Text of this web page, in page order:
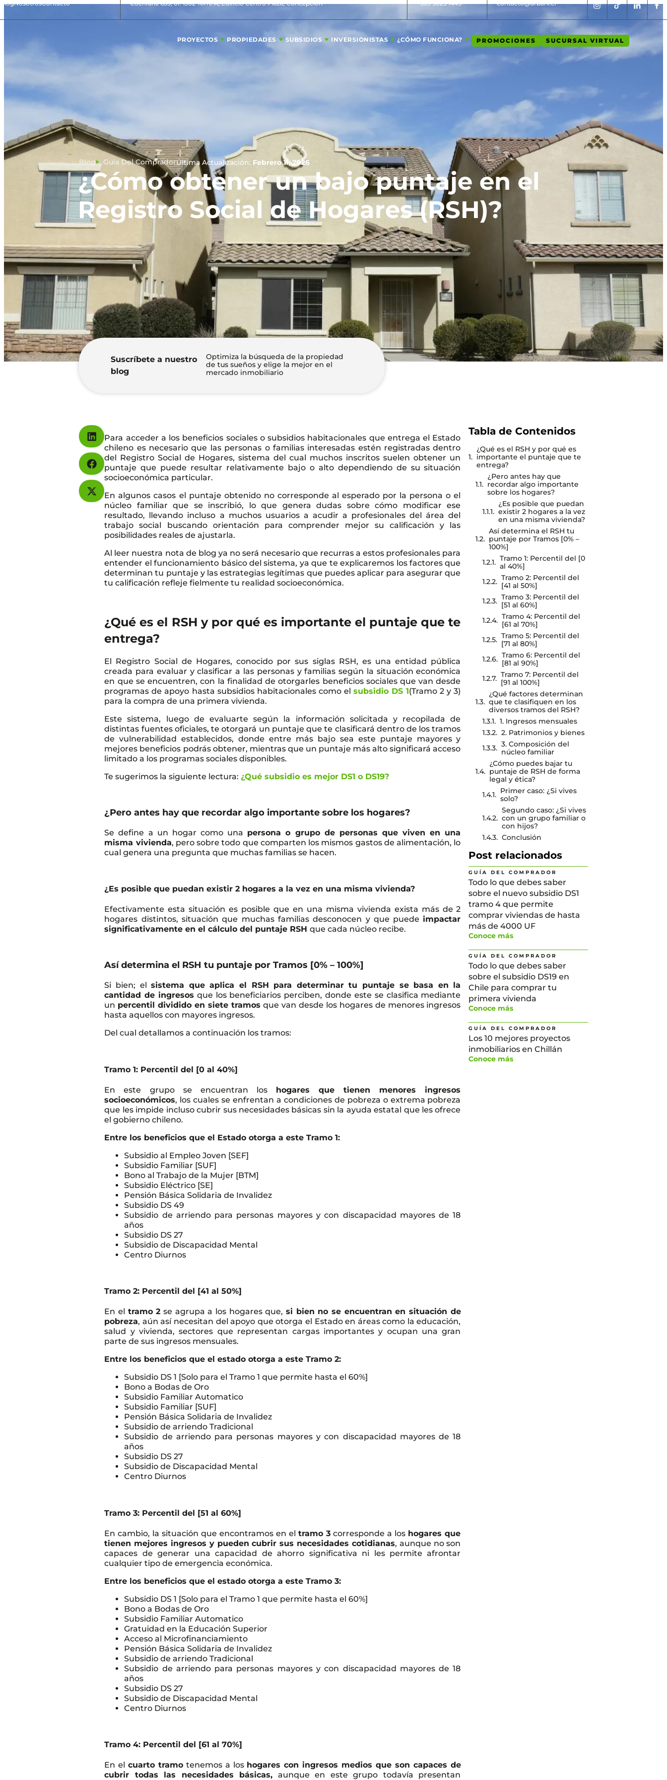
BlogNosotrosContacto Cochrane 635, of. 1302 Torre A, Edificio Centro Plaza, Concepción +569 9825 1449 contacto@urbani.cl
PROYECTOS PROPIEDADES SUBSIDIOS INVERSIONISTAS ¿CÓMO FUNCIONA? PROMOCIONES SUCURSAL VIRTUAL
Blog Guía Del CompradorÚltima Actualización: Febrero 11, 2026
¿Cómo obtener un bajo puntaje en el
Registro Social de Hogares (RSH)?
Suscríbete a nuestro
blog
Optimiza la búsqueda de la propiedad
de tus sueños y elige la mejor en el
mercado inmobiliario
Para acceder a los beneficios sociales o subsidios habitacionales que entrega el Estado
chileno es necesario que las personas o familias interesadas estén registradas dentro
del Registro Social de Hogares, sistema del cual muchos inscritos suelen obtener un
puntaje que puede resultar relativamente bajo o alto dependiendo de su situación
socioeconómica particular.
En algunos casos el puntaje obtenido no corresponde al esperado por la persona o el
núcleo familiar que se inscribió, lo que genera dudas sobre cómo modificar ese
resultado, llevando incluso a muchos usuarios a acudir a profesionales del área del
trabajo social buscando orientación para comprender mejor su calificación y las
posibilidades reales de ajustarla.
Al leer nuestra nota de blog ya no será necesario que recurras a estos profesionales para
entender el funcionamiento básico del sistema, ya que te explicaremos los factores que
determinan tu puntaje y las estrategias legítimas que puedes aplicar para asegurar que
tu calificación refleje fielmente tu realidad socioeconómica.
¿Qué es el RSH y por qué es importante el puntaje que te
entrega?
El Registro Social de Hogares, conocido por sus siglas RSH, es una entidad pública
creada para evaluar y clasificar a las personas y familias según la situación económica
en que se encuentren, con la finalidad de otorgarles beneficios sociales que van desde
programas de apoyo hasta subsidios habitacionales como elsubsidio DS 1(Tramo 2 y 3)
para la compra de una primera vivienda.
Este sistema, luego de evaluarte según la información solicitada y recopilada de
distintas fuentes oficiales, te otorgará un puntaje que te clasificará dentro de los tramos
de vulnerabilidad establecidos, donde entre más bajo sea este puntaje mayores y
mejores beneficios podrás obtener, mientras que un puntaje más alto significará acceso
limitado a los programas sociales disponibles.
Te sugerimos la siguiente lectura:¿Qué subsidio es mejor DS1 o DS19?
¿Pero antes hay que recordar algo importante sobre los hogares?
Se define a un hogar como una persona o grupo de personas que viven en una
misma vivienda, pero sobre todo que comparten los mismos gastos de alimentación, lo
cual genera una pregunta que muchas familias se hacen.
¿Es posible que puedan existir 2 hogares a la vez en una misma vivienda?
Efectivamente esta situación es posible que en una misma vivienda exista más de 2
hogares distintos, situación que muchas familias desconocen y que puede impactar
significativamente en el cálculo del puntaje RSHque cada núcleo recibe.
Así determina el RSH tu puntaje por Tramos [0% – 100%]
Si bien; elsistema que aplica el RSH para determinar tu puntaje se basa en la
cantidad de ingresos que los beneficiarios perciben, donde este se clasifica mediante
un percentil dividido en siete tramos que van desde los hogares de menores ingresos
hasta aquellos con mayores ingresos.
Del cual detallamos a continuación los tramos:
Tramo 1: Percentil del [0 al 40%]
En este grupo se encuentran los hogares que tienen menores ingresos
socioeconómicos, los cuales se enfrentan a condiciones de pobreza o extrema pobreza
que les impide incluso cubrir sus necesidades básicas sin la ayuda estatal que les ofrece
el gobierno chileno.
Entre los beneficios que el Estado otorga a este Tramo 1:
Subsidio al Empleo Joven [SEF]
Subsidio Familiar [SUF]
Bono al Trabajo de la Mujer [BTM]
Subsidio Eléctrico [SE]
Pensión Básica Solidaria de Invalidez
Subsidio DS 49
Subsidio de arriendo para personas mayores y con discapacidad mayores de 18
años
Subsidio DS 27
Subsidio de Discapacidad Mental
Centro Diurnos
Tramo 2: Percentil del [41 al 50%]
En el tramo 2 se agrupa a los hogares que, si bien no se encuentran en situación de
pobreza, aún así necesitan del apoyo que otorga el Estado en áreas como la educación,
salud y vivienda, sectores que representan cargas importantes y ocupan una gran
parte de sus ingresos mensuales.
Entre los beneficios que el estado otorga a este Tramo 2:
Subsidio DS 1 [Solo para el Tramo 1 que permite hasta el 60%]
Bono a Bodas de Oro
Subsidio Familiar Automatico
Subsidio Familiar [SUF]
Pensión Básica Solidaria de Invalidez
Subsidio de arriendo Tradicional
Subsidio de arriendo para personas mayores y con discapacidad mayores de 18
años
Subsidio DS 27
Subsidio de Discapacidad Mental
Centro Diurnos
Tramo 3: Percentil del [51 al 60%]
En cambio, la situación que encontramos en eltramo 3 corresponde a los hogares que
tienen mejores ingresos y pueden cubrir sus necesidades cotidianas, aunque no son
capaces de generar una capacidad de ahorro significativa ni les permite afrontar
cualquier tipo de emergencia económica.
Entre los beneficios que el estado otorga a este Tramo 3:
Subsidio DS 1 [Solo para el Tramo 1 que permite hasta el 60%]
Bono a Bodas de Oro
Subsidio Familiar Automatico
Gratuidad en la Educación Superior
Acceso al Microfinanciamiento
Pensión Básica Solidaria de Invalidez
Subsidio de arriendo Tradicional
Subsidio de arriendo para personas mayores y con discapacidad mayores de 18
años
Subsidio DS 27
Subsidio de Discapacidad Mental
Centro Diurnos
Tramo 4: Percentil del [61 al 70%]
En elcuarto tramotenemos a los hogares con ingresos medios que son capaces de
cubrir todas las necesidades básicas, aunque en este grupo todavía presentan
Tabla de Contenidos
¿Qué es el RSH y por qué es
importante el puntaje que te
entrega?
¿Pero antes hay que
recordar algo importante
sobre los hogares?
¿Es posible que puedan
existir 2 hogares a la vez
en una misma vivienda?
Así determina el RSH tu
puntaje por Tramos [0% –
100%]
Tramo 1: Percentil del [0
al 40%]
Tramo 2: Percentil del
[41 al 50%]
Tramo 3: Percentil del
[51 al 60%]
Tramo 4: Percentil del
[61 al 70%]
Tramo 5: Percentil del
[71 al 80%]
Tramo 6: Percentil del
[81 al 90%]
Tramo 7: Percentil del
[91 al 100%]
¿Qué factores determinan
que te clasifiquen en los
diversos tramos del RSH?
1. Ingresos mensuales
2. Patrimonios y bienes
3. Composición del
núcleo familiar
¿Cómo puedes bajar tu
puntaje de RSH de forma
legal y ética?
Primer caso: ¿Si vives
solo?
Segundo caso: ¿Si vives
con un grupo familiar o
con hijos?
Conclusión
Post relacionados
GUÍA DEL COMPRADOR
Todo lo que debes saber
sobre el nuevo subsidio DS1
tramo 4 que permite
comprar viviendas de hasta
más de 4000 UF
Conoce más
GUÍA DEL COMPRADOR
Todo lo que debes saber
sobre el subsidio DS19 en
Chile para comprar tu
primera vivienda
Conoce más
GUÍA DEL COMPRADOR
Los 10 mejores proyectos
inmobiliarios en Chillán
Conoce más